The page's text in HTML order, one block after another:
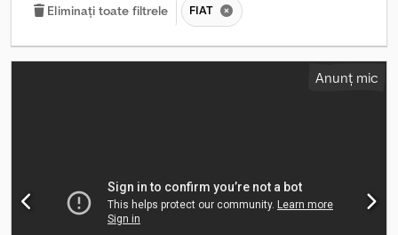
Eliminați toate filtrele FIAT
Anunț mic